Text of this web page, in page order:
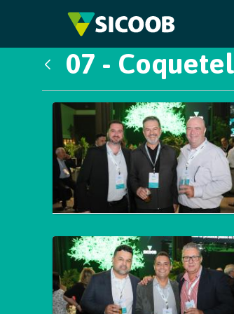
Pular para o Conteúdo principal
07 - Coquetel
Galeria de Mídias